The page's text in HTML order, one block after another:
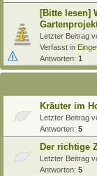
[Bitte lesen]
Letzter Beitrag
Verfasst in
Antworten: 1
Kräuter im
Letzter Beitrag
Antworten: 5
Der richtige
Letzter Beitrag
Antworten: 5